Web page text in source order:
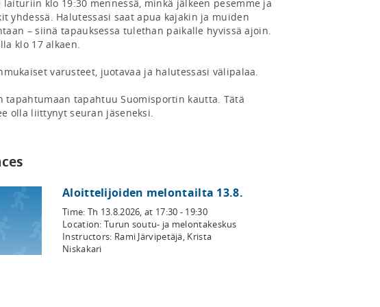
laituriin klo 19:30 mennessä, minkä jälkeen pesemme ja
yhdessä. Halutessasi saat apua kajakin ja muiden
– siinä tapauksessa tulethan paikalle hyvissä ajoin.
klo 17 alkaen.
varusteet, juotavaa ja halutessasi välipalaa.
tapahtumaan tapahtuu Suomisportin kautta. Tätä
olla liittynyt seuran jäseneksi.
Aloittelijoiden melontailta 13.8.
Time: Th 13.8.2026 , at 17:30 - 19:30
Location:Turun soutu- ja melontakeskus
Instructors: Rami Järvipetäjä, Krista
Niskakari